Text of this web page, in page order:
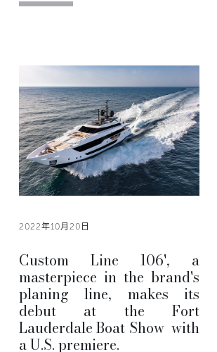
2022年10月20日
Custom Line 106', a
masterpiece in the brand's
planing line, makes its
debut at the Fort
Lauderdale Boat Show with
a U.S. premiere.